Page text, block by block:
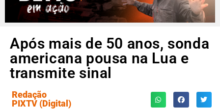
Após mais de 50 anos, sonda
americana pousa na Lua e
transmite sinal
Redação
PIXTV (Digital)